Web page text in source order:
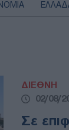
ΔΙΕΘΝΗ
02/08/
Σε